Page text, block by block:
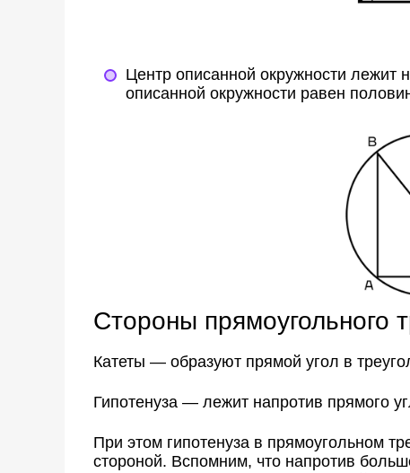
Центр описанной окружности лежит
описанной окружности равен
Стороны прямоугольного
Катеты — образуют прямой угол в
Гипотенуза — лежит напротив прямого
При этом гипотенуза в прямоугольном
стороной. Вспомним, что напротив